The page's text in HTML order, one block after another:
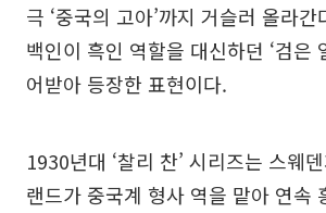
극 ‘중국의 고아’까지 거슬러 올라
백인이 흑인 역할을 대신하던 ‘검은
어받아 등장한 표현이다.
1930년대 ‘찰리 찬’ 시리즈는 스웨
랜드가 중국계 형사 역을 맡아 연속